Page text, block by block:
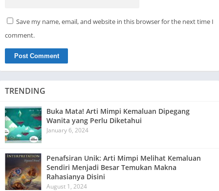
Save my name, email, and website in this browser for the next time I
comment.
TRENDING
Buka Mata! Arti Mimpi Kemaluan Dipegang
Wanita yang Perlu Diketahui
January 6, 2024
Penafsiran Unik: Arti Mimpi Melihat Kemaluan
Sendiri Menjadi Besar Temukan Makna
Rahasianya Disini
August 1, 2024